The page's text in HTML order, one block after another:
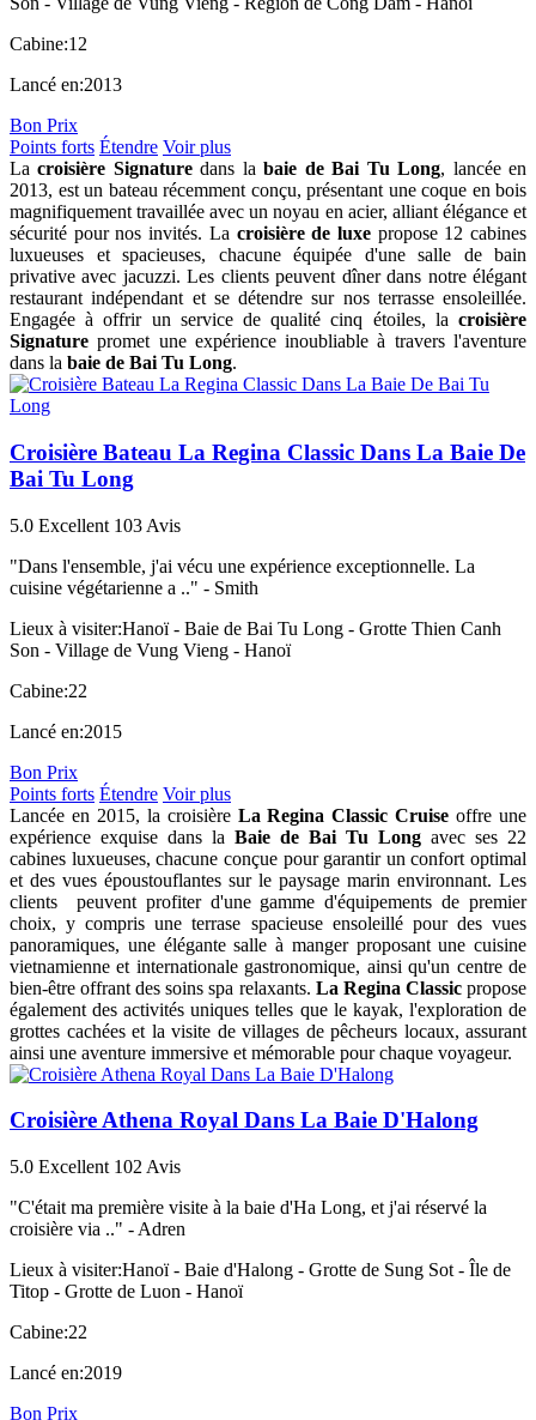
Cabine:12
Lancé en:2013
Bon Prix
Points forts Étendre Voir plus
Lacroisière Signaturedans labaie de Bai Tu Long, lancée en
2013, est un bateau récemment conçu, présentant une coque en bois
magnifiquement travaillée avec un noyau en acier, alliant élégance et
sécurité pour nos invités. La croisière de luxepropose 12 cabines
luxueuses et spacieuses, chacune équipée d'une salle de bain
privative avec jacuzzi. Les clients peuvent dîner dans notre élégant
restaurant indépendant et se détendre sur nos terrasse ensoleillée.
Engagée à offrir un service de qualité cinq étoiles, la croisière
Signature promet une expérience inoubliable à travers l'aventure
dans la baie de Bai Tu Long.
Croisière Bateau La Regina Classic Dans La Baie De
Bai Tu Long
5.0 Excellent 103 Avis
"Dans l'ensemble, j'ai vécu une expérience exceptionnelle. La
cuisine végétarienne a .." - Smith
Lieux à visiter:Hanoï - Baie de Bai Tu Long - Grotte Thien Canh
Son - Village de Vung Vieng - Hanoï
Cabine:22
Lancé en:2015
Bon Prix
Points forts Étendre Voir plus
Lancée en 2015, la croisière La Regina Classic Cruise offre une
expérience exquise dans la Baie de Bai Tu Long avec ses 22
cabines luxueuses, chacune conçue pour garantir un confort optimal
et des vues époustouflantes sur le paysage marin environnant. Les
clients peuvent profiter d'une gamme d'équipements de premier
choix, y compris une terrase spacieuse ensoleillé pour des vues
panoramiques, une élégante salle à manger proposant une cuisine
vietnamienne et internationale gastronomique, ainsi qu'un centre de
bien-être offrant des soins spa relaxants. La Regina Classicpropose
également des activités uniques telles que le kayak, l'exploration de
grottes cachées et la visite de villages de pêcheurs locaux, assurant
ainsi une aventure immersive et mémorable pour chaque voyageur.
Croisière Athena Royal Dans La Baie D'Halong
5.0 Excellent 102 Avis
"C'était ma première visite à la baie d'Ha Long, et j'ai réservé la
croisière via .." - Adren
Lieux à visiter:Hanoï - Baie d'Halong - Grotte de Sung Sot - Île de
Titop - Grotte de Luon - Hanoï
Cabine:22
Lancé en:2019
Bon Prix